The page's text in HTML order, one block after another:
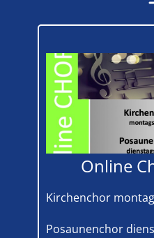
Online
Kirchenchor
Posaunenchor